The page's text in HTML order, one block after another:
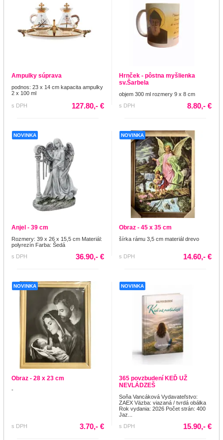
Ampulky súprava
podnos: 23 x 14 cm kapacita ampulky
2 x 100 ml
s DPH 127.80,- €
Hrnček - pôstna myšlienka
sv.Šarbela
objem 300 ml rozmery 9 x 8 cm
s DPH
8.80,- €
NOVINKA
Anjel - 39 cm
Rozmery: 39 x 26 x 15,5 cm Materiál:
polyrezín Farba: Šedá
s DPH
36.90,- €
NOVINKA
Obraz - 45 x 35 cm
šírka rámu 3,5 cm materiál drevo
s DPH 14.60,- €
NOVINKA
Obraz - 28 x 23 cm
-
s DPH 3.70,- €
NOVINKA
365 povzbudení KEĎ UŽ
NEVLÁDZEŠ
Soňa Vancáková Vydavateľstvo:
ZAEX Väzba: viazaná / tvrdá obálka
Rok vydania: 2026 Počet strán: 400
Jaz...
s DPH
15.90,- €